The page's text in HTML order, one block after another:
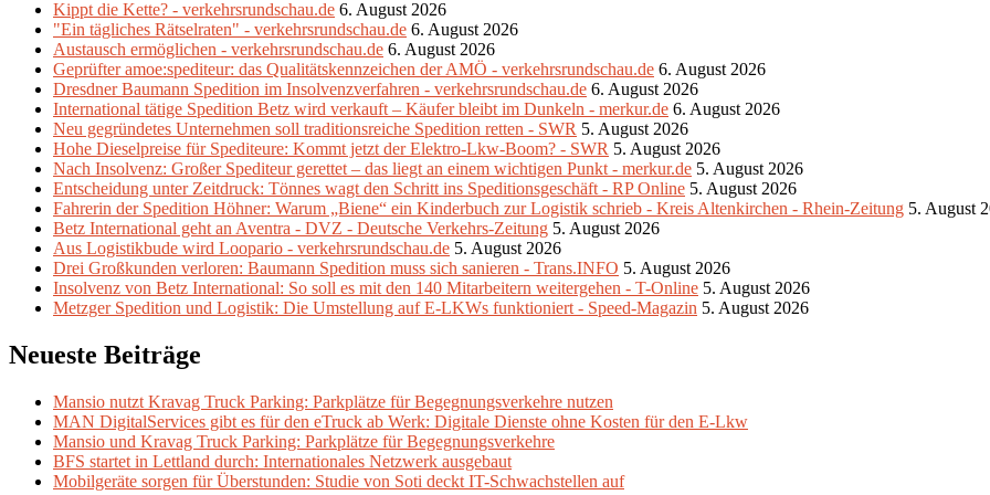
Kippt die Kette? - verkehrsrundschau.de 6. August 2026
"Ein tägliches Rätselraten" - verkehrsrundschau.de 6. August 2026
Austausch ermöglichen - verkehrsrundschau.de 6. August 2026
Geprüfter amoe:spediteur: das Qualitätskennzeichen der AMÖ - verkehrsrundschau.de 6. August 2026
Dresdner Baumann Spedition im Insolvenzverfahren - verkehrsrundschau.de 6. August 2026
International tätige Spedition Betz wird verkauft – Käufer bleibt im Dunkeln - merkur.de 6. August 2026
Neu gegründetes Unternehmen soll traditionsreiche Spedition retten - SWR 5. August 2026
Hohe Dieselpreise für Spediteure: Kommt jetzt der Elektro-Lkw-Boom? - SWR 5. August 2026
Nach Insolvenz: Großer Spediteur gerettet – das liegt an einem wichtigen Punkt - merkur.de 5. August 2026
Entscheidung unter Zeitdruck: Tönnes wagt den Schritt ins Speditionsgeschäft - RP Online 5. August 2026
Fahrerin der Spedition Höhner: Warum „Biene“ ein Kinderbuch zur Logistik schrieb - Kreis Altenkirchen - Rhein-Zeitung 5. August
Betz International geht an Aventra - DVZ - Deutsche Verkehrs-Zeitung 5. August 2026
Aus Logistikbude wird Loopario - verkehrsrundschau.de 5. August 2026
Drei Großkunden verloren: Baumann Spedition muss sich sanieren - Trans.INFO 5. August 2026
Insolvenz von Betz International: So soll es mit den 140 Mitarbeitern weitergehen - T-Online 5. August 2026
Metzger Spedition und Logistik: Die Umstellung auf E-LKWs funktioniert - Speed-Magazin 5. August 2026
Neueste Beiträge
Mansio nutzt Kravag Truck Parking: Parkplätze für Begegnungsverkehre nutzen
MAN DigitalServices gibt es für den eTruck ab Werk: Digitale Dienste ohne Kosten für den E-Lkw
Mansio und Kravag Truck Parking: Parkplätze für Begegnungsverkehre
BFS startet in Lettland durch: Internationales Netzwerk ausgebaut
Mobilgeräte sorgen für Überstunden: Studie von Soti deckt IT-Schwachstellen auf